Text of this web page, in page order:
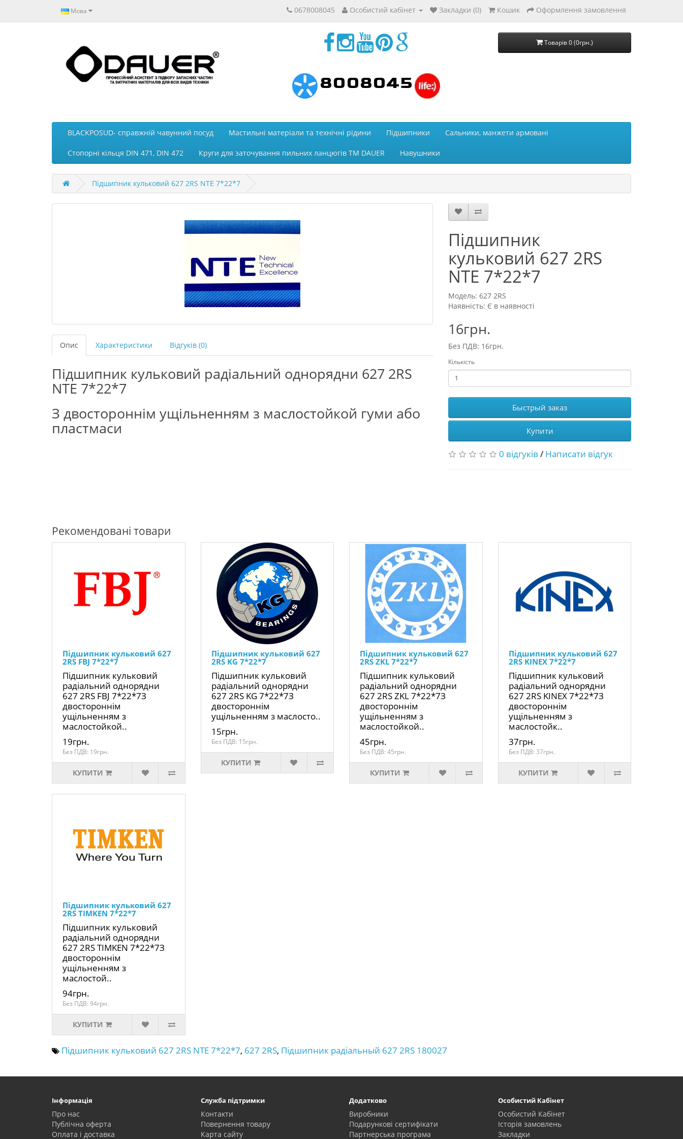
Мова 0678008045 Особистий кабінет Закладки (0) Кошик Оформлення замовлення
8008045
Товарів 0 (0грн.)
BLACKPOSUD- справжній чавунний посуд Мастильні матеріали та технічні рідини Підшипники Сальники, манжети армовані
Стопорні кільця DIN 471, DIN 472 Круги для заточування пильних ланцюгів ТМ DAUER Навушники
Підшипник кульковий 627 2RS NTE 7*22*7
Опис Характеристики Відгуків (0)
Підшипник кульковий радіальний однорядни 627 2RS
NTE 7*22*7
З двостороннім ущільненням з маслостойкой гуми або
пластмаси
Підшипник
кульковий 627 2RS
NTE 7*22*7
Модель: 627 2RS
Наявність: Є в наявності
16грн.
Без ПДВ: 16грн.
Кількість
Быстрый заказ
Купити
0 відгуків / Написати відгук
Рекомендовані товари
Підшипник кульковий 627
2RS FBJ 7*22*7
Підшипник кульковий
радіальний однорядни
627 2RS FBJ 7*22*7З
двостороннім
ущільненням з
маслостойкой..
19грн.
Без ПДВ: 19грн.
КУПИТИ
Підшипник кульковий 627
2RS KG 7*22*7
Підшипник кульковий
радіальний однорядни
627 2RS KG 7*22*7З
двостороннім
ущільненням з маслосто..
15грн.
Без ПДВ: 15грн.
КУПИТИ
Підшипник кульковий 627
2RS ZKL 7*22*7
Підшипник кульковий
радіальний однорядни
627 2RS ZKL 7*22*7З
двостороннім
ущільненням з
маслостойкой..
45грн.
Без ПДВ: 45грн.
КУПИТИ
Підшипник кульковий 627
2RS KINEX 7*22*7
Підшипник кульковий
радіальний однорядни
627 2RS KINEX 7*22*7З
двостороннім
ущільненням з
маслостойк..
37грн.
Без ПДВ: 37грн.
КУПИТИ
Підшипник кульковий 627
2RS TIMKEN 7*22*7
Підшипник кульковий
радіальний однорядни
627 2RS TIMKEN 7*22*7З
двостороннім
ущільненням з
маслостой..
94грн.
Без ПДВ: 94грн.
КУПИТИ
Підшипник кульковий 627 2RS NTE 7*22*7, 627 2RS, Підшипник радіальный 627 2RS 180027
Інформація
Про нас
Публічна оферта
Оплата і доставка
Служба підтримки
Контакти
Повернення товару
Карта сайту
Додатково
Виробники
Подарункові сертифікати
Партнерська програма
Особистий Кабінет
Особистий Кабінет
Історія замовлень
Закладки